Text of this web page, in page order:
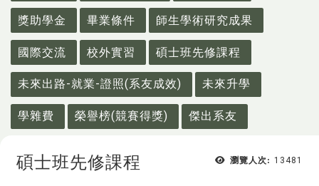
獎助學金 畢業條件 師生學術研究成果
國際交流 校外實習 碩士班先修課程
未來出路-就業-證照(系友成效) 未來升學
學雜費 榮譽榜(競賽得獎) 傑出系友
瀏覽人次: 13481
碩士班先修課程